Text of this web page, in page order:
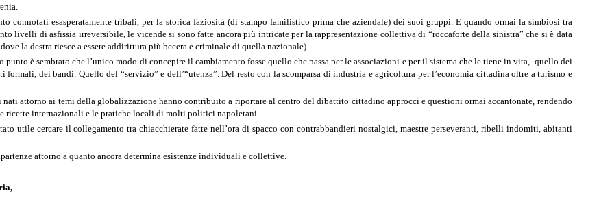
connotati esasperatamente tribali, per la storica faziosità (di stampo familistico prima che aziendale) dei suoi gruppi. E quando ormai la simbiosi tra
livelli di asfissia irreversibile, le vicende si sono fatte ancora più intricate per la rappresentazione collettiva di “roccaforte della sinistra” che si è data
la destra riesce a essere addirittura più becera e criminale di quella nazionale).
punto è sembrato che l’unico modo di concepire il cambiamento fosse quello che passa per le associazioni e per il sistema che le tiene in vita,
quello dei
dei bandi. Quello del “servizio” e dell’“utenza”. Del resto con la scomparsa di industria e agricoltura per l’economia cittadina oltre a turismo e
attorno ai temi della globalizzazione hanno contribuito a riportare al centro del dibattito cittadino approcci e questioni ormai accantonate, rendendo
ricette internazionali e le pratiche locali di molti politici napoletani.
utile cercare il collegamento tra chiacchierate fatte nell’ora di spacco con contrabbandieri nostalgici, maestre perseveranti, ribelli indomiti, abitanti
attorno a quanto ancora determina esistenze individuali e collettive.